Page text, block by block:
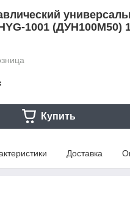
1001 (ДУН100М50)
Купить
Доставка